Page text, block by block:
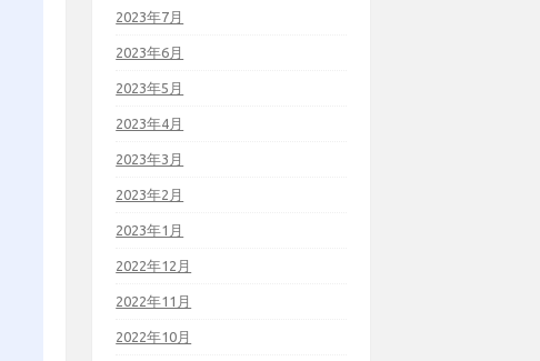
2023年7月
2023年6月
2023年5月
2023年4月
2023年3月
2023年2月
2023年1月
2022年12月
2022年11月
2022年10月